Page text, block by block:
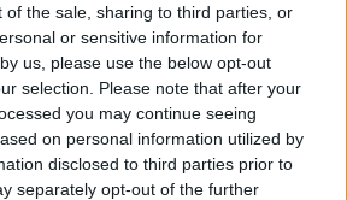
of the sale, sharing to third parties, or
or sensitive information for
us, please use the below opt-out
selection. Please note that after your
you may continue seeing
on personal information utilized by
disclosed to third parties prior to
separately opt-out of the further
a Magyar Tenisz Szövetség
26-án, Lázár János májusi